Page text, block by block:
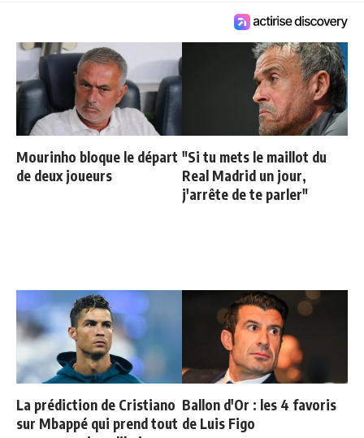
Mourinho bloque le départ
de deux joueurs
"Si tu mets le maillot du
Real Madrid un jour,
j'arrête de te parler"
La prédiction de Cristiano
sur Mbappé qui prend tout
Ballon d'Or : les 4 favoris
de Luis Figo